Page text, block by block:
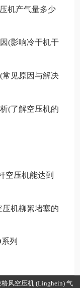
机产气量多少
(影响冷干机干
常见原因与解决
(了解空压机的
空压机能达到
机柳絮堵塞的
列
格风空压机 (Linghein) 气